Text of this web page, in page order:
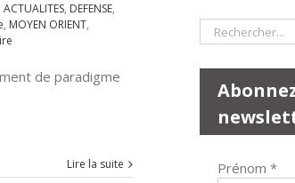
ACTUALITES, DEFENSE,
, MOYEN ORIENT,
de paradigme
Lire la suite
Rechercher:
Prénom *